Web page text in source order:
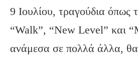
9 Ιουλίου, τραγούδια όπως
“Walk”, “New Level” και
ανάμεσα σε πολλά άλλα,